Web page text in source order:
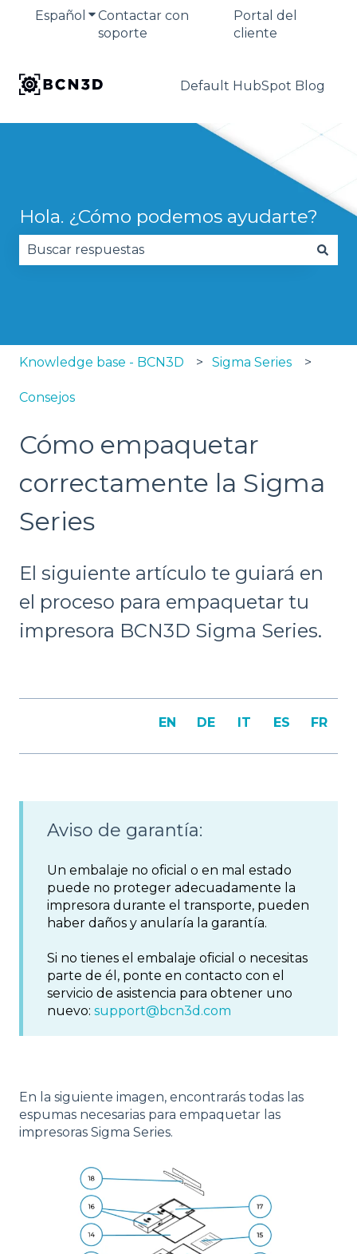
Español Traducciones de Mostrar submenú de
Contactar con
soporte
Portal del
cliente
Default HubSpot Blog
Hola. ¿Cómo podemos ayudarte?
Knowledge base - BCN3D Sigma Series
Consejos
Cómo empaquetar
correctamente la Sigma
Series
El siguiente artículo te guiará en
el proceso para empaquetar tu
impresora BCN3D Sigma Series.
EN DE IT ES FR
Aviso de garantía:
Un embalaje no oficial o en mal estado
puede no proteger adecuadamente la
impresora durante el transporte, pueden
haber daños y anularía la garantía.
Si no tienes el embalaje oficial o necesitas
parte de él, ponte en contacto con el
servicio de asistencia para obtener uno
nuevo: support@bcn3d.com
En la siguiente imagen, encontrarás todas las
espumas necesarias para empaquetar las
impresoras Sigma Series.